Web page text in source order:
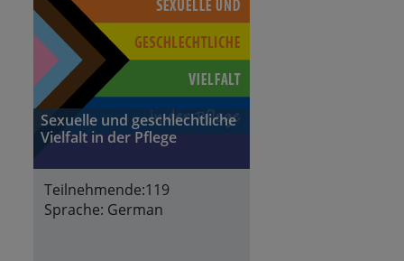
Sexuelle und geschlechtliche
Vielfalt in der Pflege
Teilnehmende:119
Sprache: German